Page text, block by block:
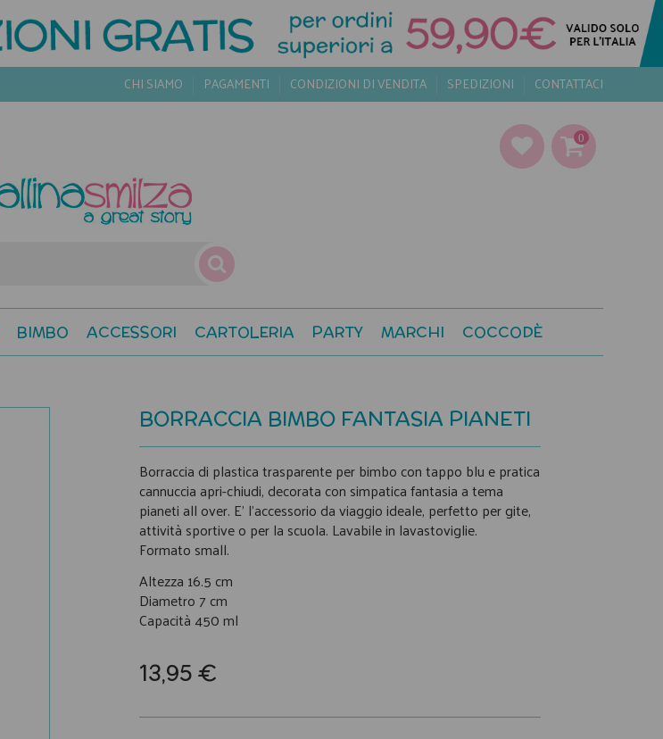
CHI SIAMO PAGAMENTI CONDIZIONI DI VENDITA SPEDIZIONI CONTATTACI
0
BIMBO ACCESSORI CARTOLERIA PARTY MARCHI COCCODÈ
BORRACCIA BIMBO FANTASIA PIANETI
Borraccia di plastica trasparente per bimbo con tappo blu e pratica
cannuccia apri-chiudi, decorata con simpatica fantasia a tema
pianeti all over. E’ l’accessorio da viaggio ideale, perfetto per gite,
attività sportive o per la scuola. Lavabile in lavastoviglie.
Formato small.
Altezza 16.5 cm
Diametro 7 cm
Capacità 450 ml
13,95 €